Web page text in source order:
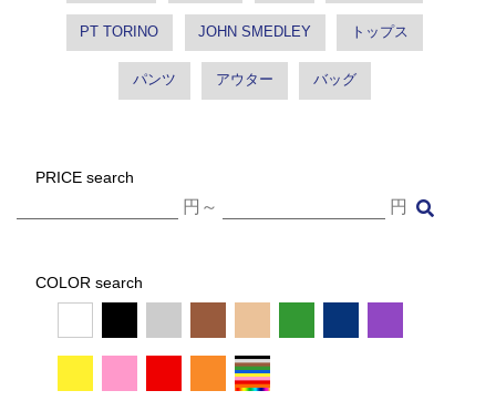
PT TORINO JOHN SMEDLEY トップス
パンツ アウター バッグ
PRICE search
円～ 円
COLOR search